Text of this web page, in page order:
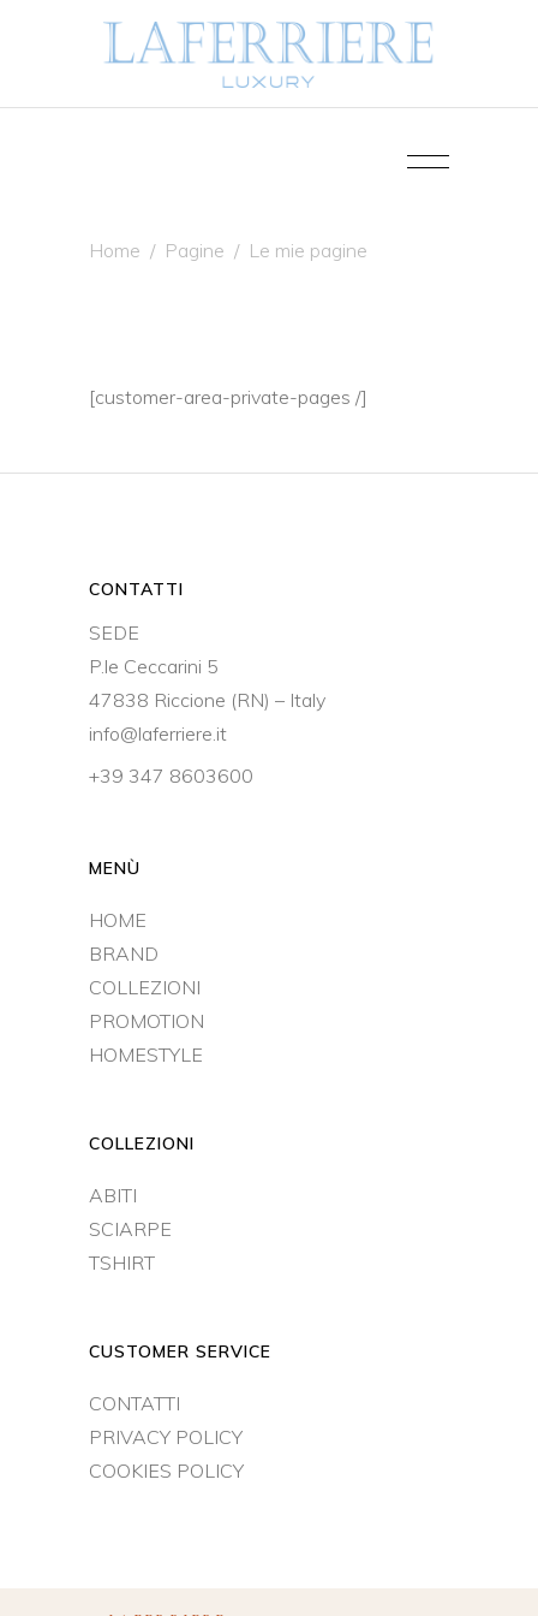
Home / Pagine / Le mie pagine
[customer-area-private-pages /]
CONTATTI
SEDE
P.le Ceccarini 5
47838 Riccione (RN) – Italy
info@laferriere.it
+39 347 8603600
MENÙ
HOME
BRAND
COLLEZIONI
PROMOTION
HOMESTYLE
COLLEZIONI
ABITI
SCIARPE
TSHIRT
CUSTOMER SERVICE
CONTATTI
PRIVACY POLICY
COOKIES POLICY